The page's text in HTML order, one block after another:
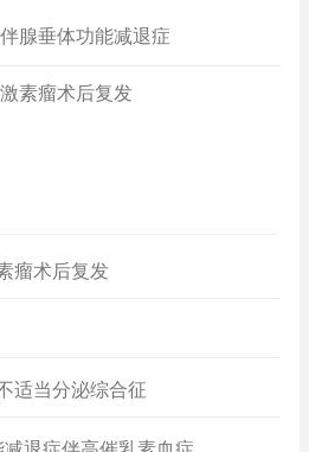
腺垂体功能减退症
素瘤术后复发
瘤术后复发
适当分泌综合征